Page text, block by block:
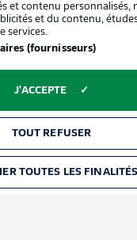
services
Gérer mes
et contenu personnalisés,
et du contenu,
services.
(fournisseurs)
J'ACCEPTE
TOUT REFUSER
TOUTES LES FINALITÉS